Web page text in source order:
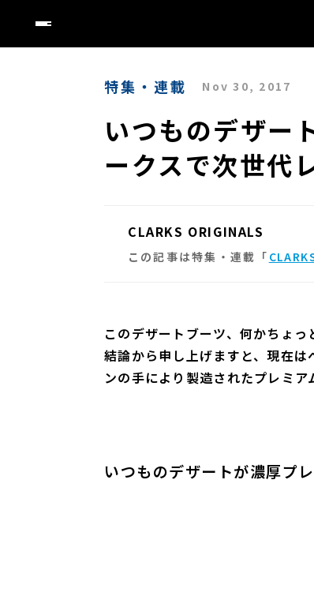
特集・連載 Nov 30, 2017
いつものデザー
ークスで次世代
CLARKS ORIGINALS
この記事は特集・連載「
このデザートブーツ、何かちょ
結論から申し上げますと、現在
ンの手により製造されたプレミア
いつものデザートが濃厚プ